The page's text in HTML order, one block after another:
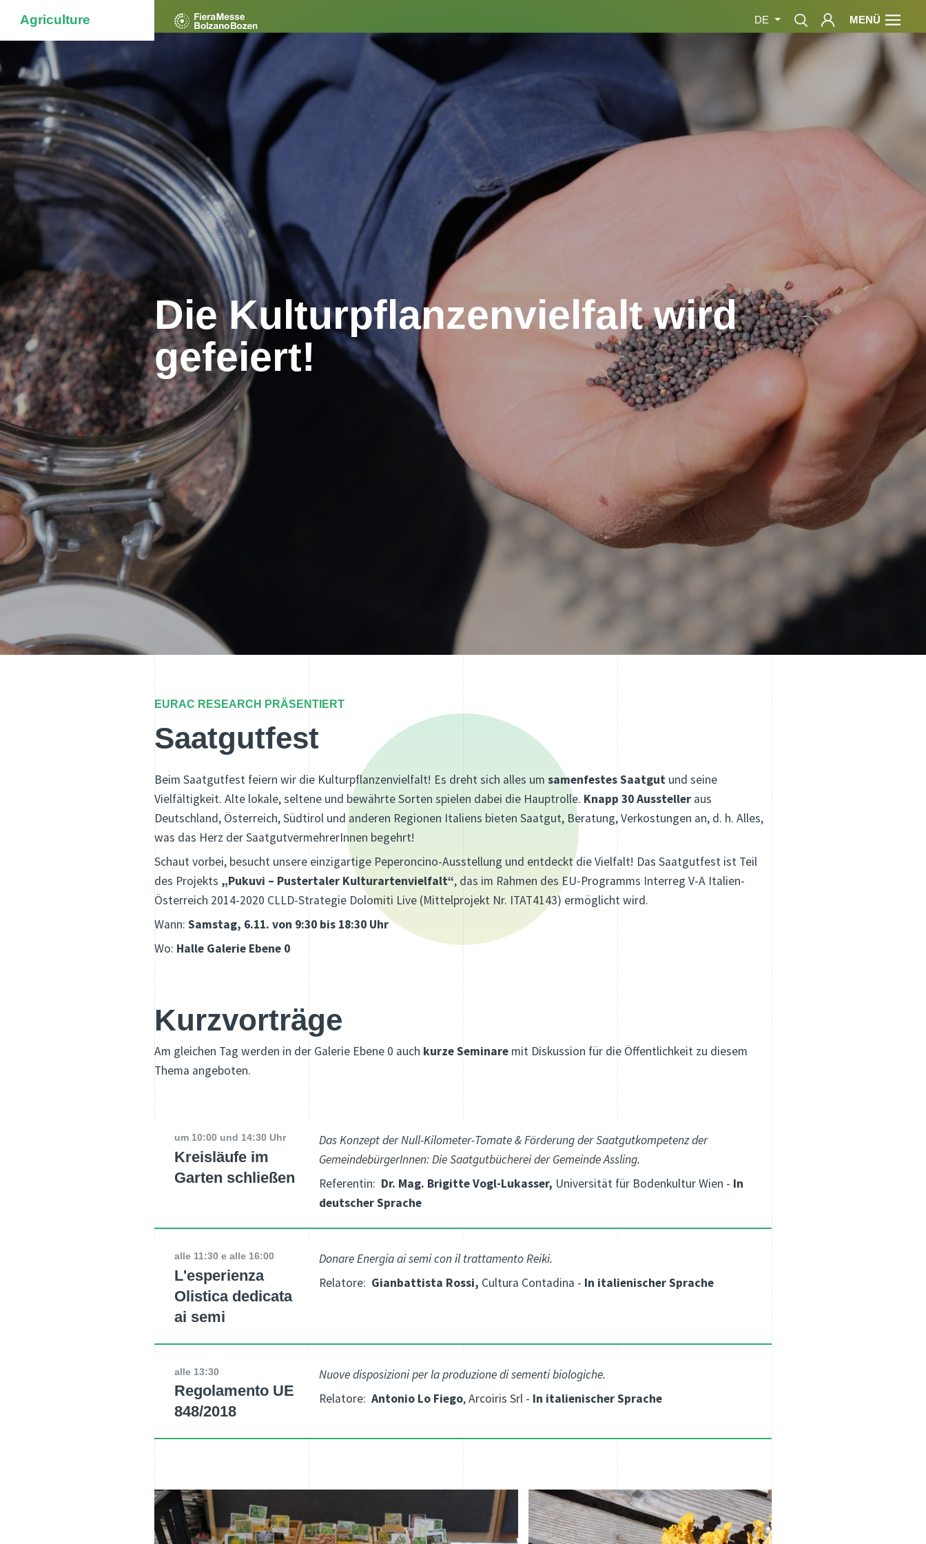
Agriculture DE MENÜ
Die Kulturpflanzenvielfalt wird
gefeiert!
EURAC RESEARCH PRÄSENTIERT
Saatgutfest
Beim Saatgutfest feiern wir die Kulturpflanzenvielfalt! Es dreht sich alles um samenfestes Saatgut und seine
Vielfältigkeit. Alte lokale, seltene und bewährte Sorten spielen dabei die Hauptrolle. Knapp 30 Aussteller aus
Deutschland, Österreich, Südtirol und anderen Regionen Italiens bieten Saatgut, Beratung, Verkostungen an, d. h. Alles,
was das Herz der SaatgutvermehrerInnen begehrt!
Schaut vorbei, besucht unsere einzigartige Peperoncino-Ausstellung und entdeckt die Vielfalt! Das Saatgutfest ist Teil
des Projekts „Pukuvi – Pustertaler Kulturartenvielfalt“, das im Rahmen des EU-Programms Interreg V-A Italien-
Österreich 2014-2020 CLLD-Strategie Dolomiti Live (Mittelprojekt Nr. ITAT4143) ermöglicht wird.
Wann: Samstag, 6.11. von 9:30 bis 18:30 Uhr
Wo: Halle Galerie Ebene 0
Kurzvorträge
Am gleichen Tag werden in der Galerie Ebene 0 auch kurze Seminare mit Diskussion für die Öffentlichkeit zu diesem
Thema angeboten.
um 10:00 und 14:30 Uhr
Kreisläufe im
Garten schließen
Das Konzept der Null-Kilometer-Tomate & Förderung der Saatgutkompetenz der
GemeindebürgerInnen: Die Saatgutbücherei der Gemeinde Assling.
Referentin: Dr. Mag. Brigitte Vogl-Lukasser, Universität für Bodenkultur Wien - In
deutscher Sprache
alle 11:30 e alle 16:00
L'esperienza
Olistica dedicata
ai semi
Donare Energia ai semi con il trattamento Reiki.
Relatore: Gianbattista Rossi, Cultura Contadina - In italienischer Sprache
alle 13:30
Regolamento UE
848/2018
Nuove disposizioni per la produzione di sementi biologiche.
Relatore: Antonio Lo Fiego, Arcoiris Srl - In italienischer Sprache